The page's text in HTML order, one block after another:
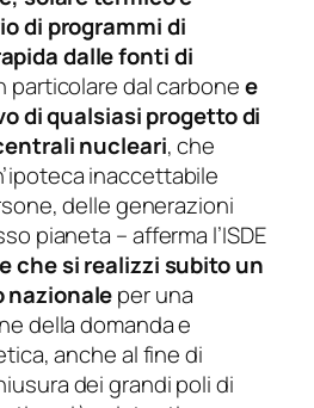
di programmi di
dalle fonti di
particolare dal carbonee
di qualsiasi progetto di
nucleari, che
inaccettabile
delle generazioni
pianeta –afferma l’ISDE
che si realizzi subito un
nazionaleper una
della domanda e
anche al fine di
dei grandi poli di